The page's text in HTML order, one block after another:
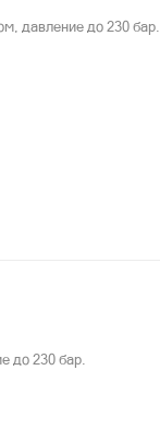
давление до 230 бар.
до 230 бар.